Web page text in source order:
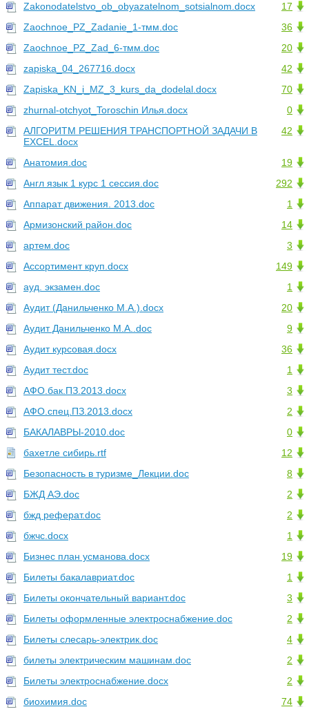
17
Zakonodatelstvo_ob_obyazatelnom_sotsialnom.docx
36
Zaochnoe_PZ_Zadanie_1-тмм.doc
20
Zaochnoe_PZ_Zad_6-тмм.doc
42
zapiska_04_267716.docx
70
Zapiska_KN_i_MZ_3_kurs_da_dodelal.docx
0
zhurnal-otchyot_Toroschin Илья.docx
42
АЛГОРИТМ РЕШЕНИЯ ТРАНСПОРТНОЙ ЗАДАЧИ В
ЕXCEL.docx
19
Анатомия.doc
292
Англ язык 1 курс 1 сессия.doc
1
Аппарат движения. 2013.doc
14
Армизонский район.doc
3
артем.doc
149
Ассортимент круп.docx
1
ауд. экзамен.doc
20
Аудит (Данильченко М.А.).docx
9
Аудит Данильченко М.А..doc
36
Аудит курсовая.docx
1
Аудит тест.doc
3
АФО.бак.ПЗ.2013.docx
2
АФО.спец.ПЗ.2013.docx
0
БАКАЛАВРЫ-2010.doc
12
бахетле сибирь.rtf
8
Безопасность в туризме_Лекции.doc
2
БЖД АЭ.doc
2
бжд реферат.doc
1
бжчс.docx
19
Бизнес план усманова.docx
1
Билеты бакалавриат.doc
3
Билеты окончательный вариант.doc
2
Билеты оформленные электроснабжение.doc
4
Билеты слесарь-электрик.doc
2
билеты электрическим машинам.doc
2
Билеты электроснабжение.docx
74
биохимия.doc